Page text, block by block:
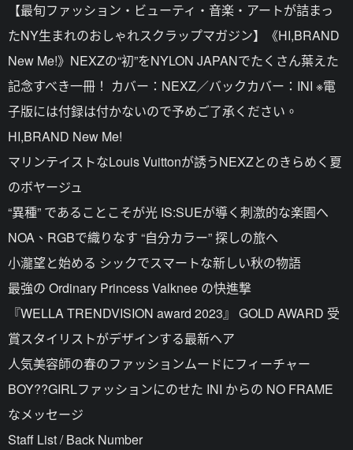
【最旬ファッション・ビューティ・音楽・アートが詰まっ
たNY生まれのおしゃれスクラップマガジン】《HI,BRAND
New Me!》NEXZの“初”をNYLON JAPANでたくさん葉えた
記念すべき一冊！ カバー：NEXZ／バックカバー：INI ※電
子版には付録は付かないので予めご了承ください。
HI,BRAND New Me!
マリンテイストなLouis Vuittonが誘うNEXZとのきらめく夏
のボヤージュ
“異種” であることこそが光 IS:SUEが導く刺激的な楽園へ
NOA、RGBで織りなす “自分カラー” 探しの旅へ
小瀧望と始める シックでスマートな新しい秋の物語
最強の Ordinary Princess Valknee の快進撃
『WELLA TRENDVISION award 2023』 GOLD AWARD 受
賞スタイリストがデザインする最新ヘア
人気美容師の春のファッションムードにフィーチャー
BOY??GIRLファッションにのせた INI からの NO FRAME
なメッセージ
Staff List / Back Number